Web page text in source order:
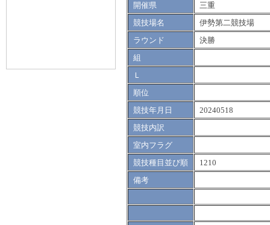
開催県
三重
競技場名
伊勢第二競技場
ラウンド
決勝
組
Ｌ
順位
競技年月日
20240518
競技内訳
室内フラグ
競技種目並び順
1210
備考